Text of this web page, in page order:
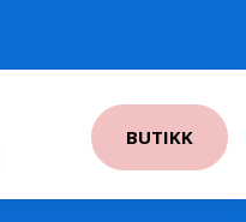
BUTIKK